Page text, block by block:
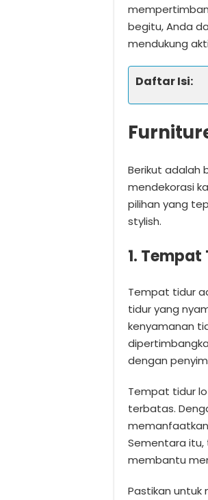
begitu, Anda
mendukung
Daftar Isi:
Berikut adalah
mendekorasi
pilihan yang
stylish.
1.
Tempat tidur
tidur yang
kenyamanan
dengan
Tempat tidur
terbatas.
Sementara
membantu
Pastikan untuk